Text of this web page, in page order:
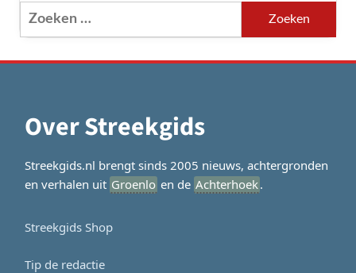
Zoeken
naar:
Over Streekgids
Streekgids.nl brengt sinds 2005 nieuws, achtergronden
en verhalen uit Groenlo en de Achterhoek.
Streekgids Shop
Tip de redactie